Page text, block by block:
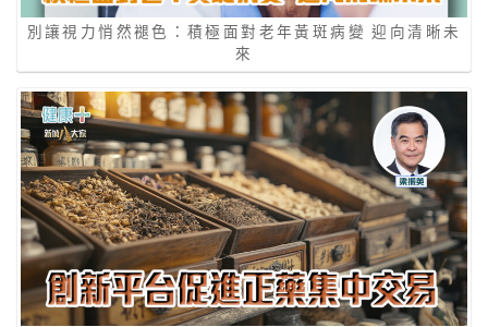
別讓視力悄然褪色：積極面對老年黃斑病變 迎向清晰未
來